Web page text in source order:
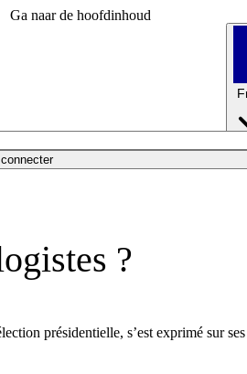
Ga naar de hoofdinhoud
?
présidentielle, s’est exprimé sur